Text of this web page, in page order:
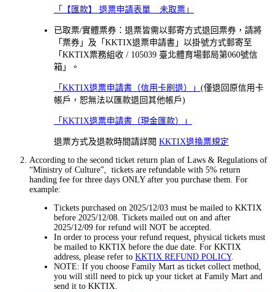
「【匯款】 退票申請表單 _ 未取票」
已取票/實體票券：退票皆需以郵寄方式退回票券，請將
「票券」及「KKTIX退票申請書」以掛號方式郵寄至
「KKTIX票務組收 / 105039 臺北體育場郵局第060號信
箱」。
「KKTIX退票申請書（信用卡刷退）」 (僅退回原信用卡
帳戶，恕無法以匯款退回其他帳戶)
「KKTIX退票申請書（現金匯款）」
退票方式及退款時間請詳閱 KKTIX退換票規定
According to the second ticket return plan of Laws & Regulations of
“Ministry of Culture”, tickets are refundable with 5% return
handing fee for three days ONLY after you purchase them. For
example:
Tickets purchased on 2025/12/03 must be mailed to KKTIX
before 2025/12/08. Tickets mailed out on and after
2025/12/09 for refund will NOT be accepted.
In order to process your refund request, physical tickets must
be mailed to KKTIX before the due date. For KKTIX
address, please refer to KKTIX REFUND POLICY.
NOTE: If you choose Family Mart as ticket collect method,
you will still need to pick up your ticket at Family Mart and
send it to KKTIX.